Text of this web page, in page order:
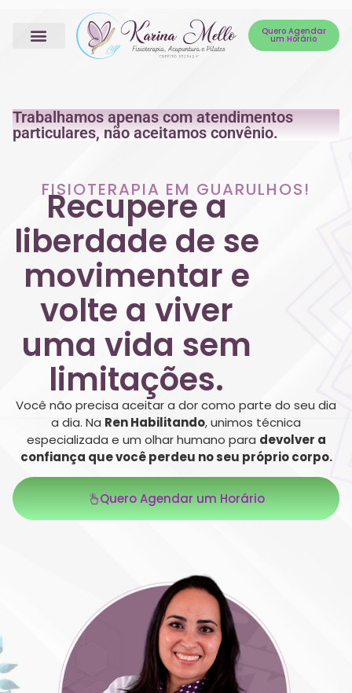
Quero Agendar
um Horário
Trabalhamos apenas com atendimentos
particulares, não aceitamos convênio.
FISIOTERAPIA EM GUARULHOS!
Recupere a
liberdade de se
movimentar e
volte a viver
uma vida sem
limitações.
Você não precisa aceitar a dor como parte do seu dia
a dia. Na Ren Habilitando, unimos técnica
especializada e um olhar humano para devolver a
confiança que você perdeu no seu próprio corpo.
Quero Agendar um Horário